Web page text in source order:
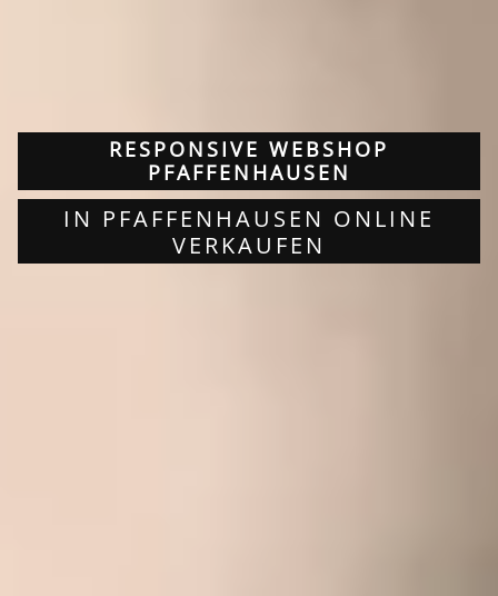
RESPONSIVE WEBSHOP
PFAFFENHAUSEN
IN PFAFFENHAUSEN ONLINE
VERKAUFEN